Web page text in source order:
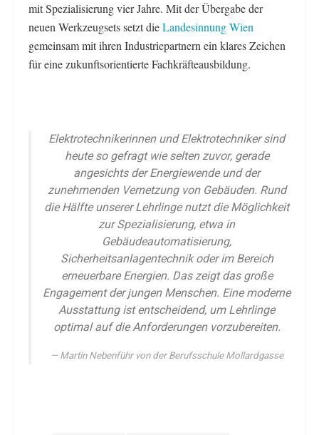
mit Spezialisierung vier Jahre. Mit der Übergabe der
neuen Werkzeugsets setzt dieLandesinnung Wien
gemeinsam mit ihren Industriepartnern ein klares Zeichen
für eine zukunftsorientierte Fachkräfteausbildung.
Elektrotechnikerinnen und Elektrotechniker sind
heute so gefragt wie selten zuvor, gerade
angesichts der Energiewende und der
zunehmenden Vernetzung von Gebäuden. Rund
die Hälfte unserer Lehrlinge nutzt die Möglichkeit
zur Spezialisierung, etwa in
Gebäudeautomatisierung,
Sicherheitsanlagentechnik oder im Bereich
erneuerbare Energien. Das zeigt das große
Engagement der jungen Menschen. Eine moderne
Ausstattung ist entscheidend, um Lehrlinge
optimal auf die Anforderungen vorzubereiten.
Martin Nebenführ von der Berufsschule Mollardgasse